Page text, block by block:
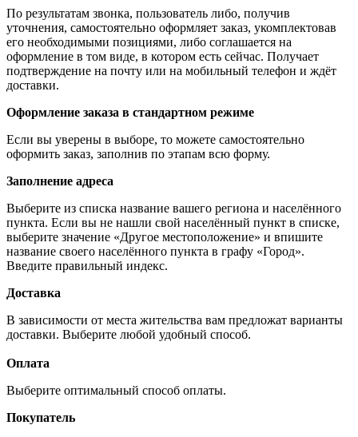
По результатам звонка, пользователь либо, получив
уточнения, самостоятельно оформляет заказ, укомплектовав
его необходимыми позициями, либо соглашается на
оформление в том виде, в котором есть сейчас. Получает
подтверждение на почту или на мобильный телефон и ждёт
доставки.
Оформление заказа в стандартном режиме
Если вы уверены в выборе, то можете самостоятельно
оформить заказ, заполнив по этапам всю форму.
Заполнение адреса
Выберите из списка название вашего региона и населённого
пункта. Если вы не нашли свой населённый пункт в списке,
выберите значение «Другое местоположение» и впишите
название своего населённого пункта в графу «Город».
Введите правильный индекс.
Доставка
В зависимости от места жительства вам предложат варианты
доставки. Выберите любой удобный способ.
Оплата
Выберите оптимальный способ оплаты.
Покупатель